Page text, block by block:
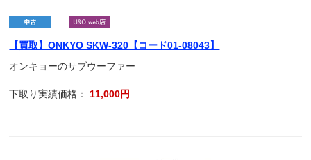
【買取】ONKYO SKW-320【コード01-08043】
オンキョーのサブウーファー
下取り実績価格： 11,000円